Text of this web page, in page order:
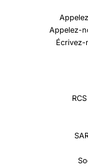
Appelez-
Écrivez-